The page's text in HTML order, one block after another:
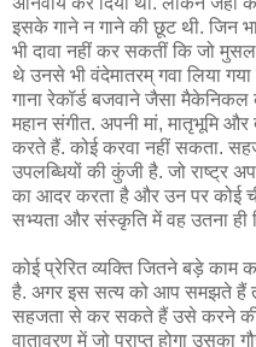
इसके गाने न गाने की छूट थी. जिन
भी दावा नहीं कर सकतीं कि जो
थे उनसे भी वंदेमातरम् गवा लिया
गाना रेकॉर्ड बजवाने जैसा मैकेनिकल
महान संगीत. अपनी मां, मातृभूमि
करते हैं. कोई करवा नहीं सकता.
उपलब्धियों की कुंजी है. जो राष्ट्र
का आदर करता है और उन पर कोई
सभ्यता और संस्कृति में वह उतना ही
कोई प्रेरित व्यक्ति जितने बड़े
है. अगर इस सत्य को आप समझते हैं
सहजता से कर सकते हैं उसे करने
वातावरण में जो प्राप्त होगा उसका